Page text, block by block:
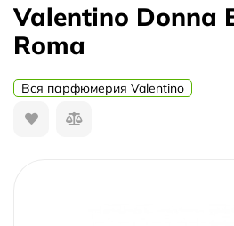
Valentino Donna
Roma
Вся парфюмерия Valentino